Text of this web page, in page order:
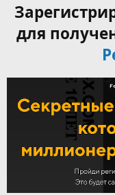
для